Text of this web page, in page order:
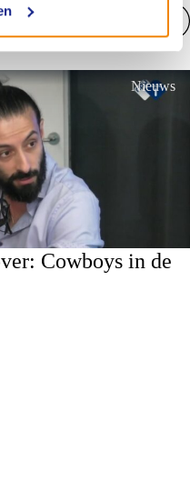
Nieuws
Cowboys in de